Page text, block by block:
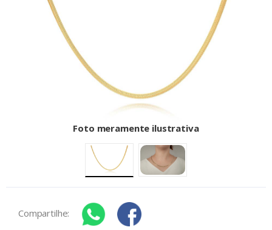
Foto meramente ilustrativa
Compartilhe: